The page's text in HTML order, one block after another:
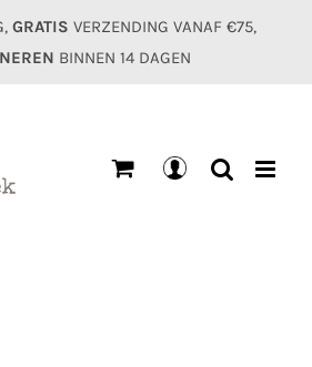
GRATIS VERZENDING VANAF €75,
BINNEN 14 DAGEN